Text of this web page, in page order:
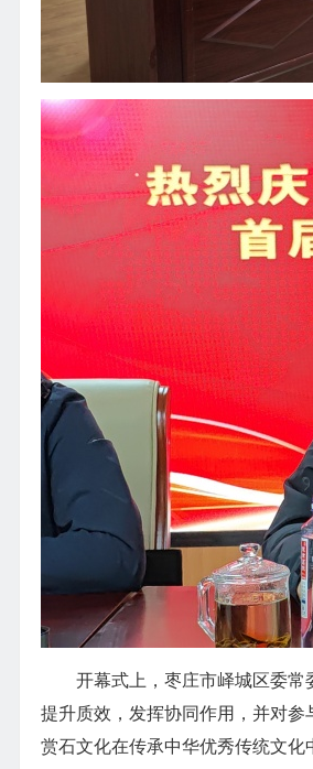
开幕式上，枣庄市峄城区委
提升质效，发挥协同作用，并对
赏石文化在传承中华优秀传统文